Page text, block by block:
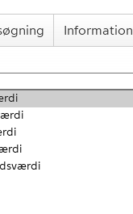
Information